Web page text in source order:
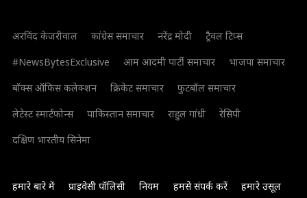
अरविंद केजरीवाल कांग्रेस समाचार नरेंद्र मोदी
ट्रैवल टिप्स
#NewsBytesExclusive
आम आदमी पार्टी समाचार
भाजपा समाचार
बॉक्स ऑफिस कलेक्शन
क्रिकेट समाचार
फुटबॉल समाचार
लेटेस्ट स्मार्टफोन्स
पाकिस्तान समाचार राहुल गांधी
रेसिपी
दक्षिण भारतीय सिनेमा
हमारे बारे में प्राइवेसी पॉलिसी नियम हमसे संपर्क करें हमारे उसूल